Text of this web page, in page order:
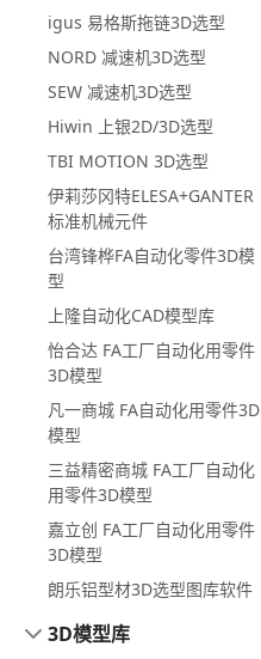
igus 易格斯拖链3D选型
NORD 减速机3D选型
SEW 减速机3D选型
Hiwin 上银2D/3D选型
TBI MOTION 3D选型
伊莉莎冈特ELESA+GANTER
标准机械元件
台湾锋桦FA自动化零件3D模
型
上隆自动化CAD模型库
怡合达 FA工厂自动化用零件
3D模型
凡一商城 FA自动化用零件3D
模型
三益精密商城 FA工厂自动化
用零件3D模型
嘉立创 FA工厂自动化用零件
3D模型
朗乐铝型材3D选型图库软件
3D模型库